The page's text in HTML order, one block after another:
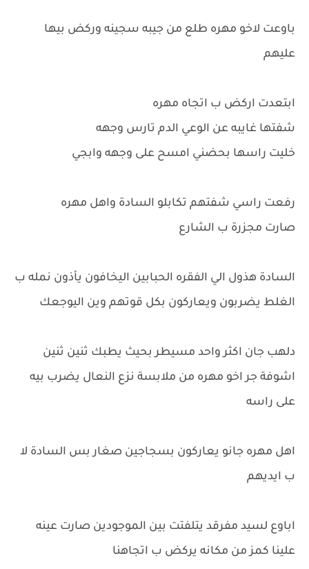
باوعت لاخو مهره طلع من جيبه سجينه وركض بيها
عليهم
ابتعدت اركض ب اتجاه مهره
شفتها غايبه عن الوعي الدم تارس وجهه
خليت راسها بحضني امسح على وجهه وابجي
رفعت راسي شفتهم تكابلو السادة واهل مهره
صارت مجزرة ب الشارع
السادة هذول الي الفقره الحبابين اليخافون يأذون نمله ب
الغلط يضربون ويعاركون بكل قوتهم وين اليوجعك
دلهب جان اكثر واحد مسيطر بحيث يطبك ثنين ثنين
اشوفة جر اخو مهره من ملابسة نزع النعال يضرب بيه
على راسه
اهل مهره جانو يعاركون بسجاجين صغار بس السادة لا
ب ايديهم
اباوع لسيد مفرقد يتلفتت بين الموجودين صارت عينه
علينا كمز من مكانه يركض ب اتجاهنا